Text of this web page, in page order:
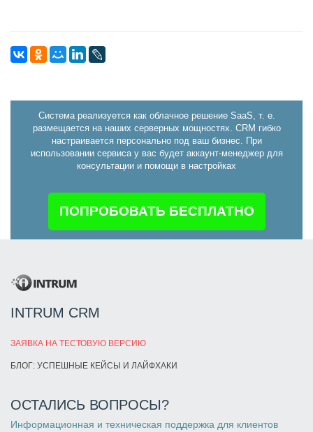
Система реализуется как облачное решение SaaS, т. е.
размещается на наших серверных мощностях. CRM гибко
настраивается персонально под ваш бизнес. При
использовании сервиса у вас будет аккаунт-менеджер для
консультации и помощи в настройках
ПОПРОБОВАТЬ БЕСПЛАТНО
INTRUM CRM
ЗАЯВКА НА ТЕСТОВУЮ ВЕРСИЮ
БЛОГ: УСПЕШНЫЕ КЕЙСЫ И ЛАЙФХАКИ
ОСТАЛИСЬ ВОПРОСЫ?
Информационная и техническая поддержка для клиентов